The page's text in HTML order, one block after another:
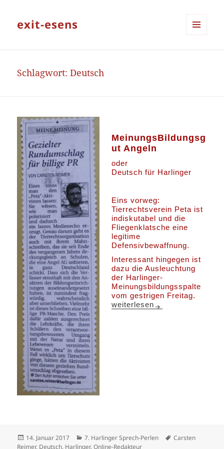
exit-esens
Schlagwort:Deutsch
MeinungsBildungsg
ut Angeln
oder
Deutsch für Harlinger
Eins vorweg:
Tierrechtsverein Peta ist
indiskutabel und die
Fliegenklatsche eine
legitime
Defensivbewaffnung.
Interessant hingegen ist
dazu die Ausleuchtung
der Harlinger-
Meinungsbildungsspalte
vom gestrigen Freitag.
MeinungsBildungsgut Angeln
weiterlesen
Veröffentlicht
am
14. Januar 2017 Kategorien
7. Harlinger Sprech-Perlen Schlagwörter
Carsten
Reimer, Deutsch, Harlinger,Online-Redakteur